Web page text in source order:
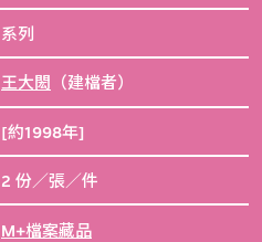
系列
王大閎 （建檔者）
[約1998年]
2 份／張／件
M+檔案藏品